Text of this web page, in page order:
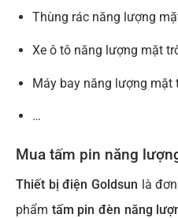
Thùng rác năng lượng
Xe ô tô năng lượng mặt
Máy bay năng lượng mặt
…
Mua tấm pin năng
Thiết bị điện Goldsun là
phẩm tấm pin đèn năng